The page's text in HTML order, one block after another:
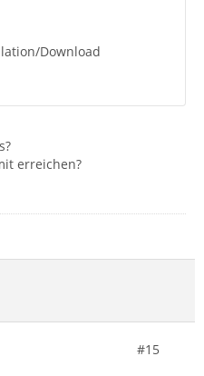
Download
erreichen?
#15